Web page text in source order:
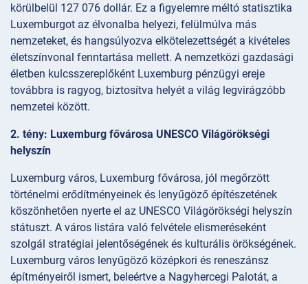
körülbelül 127 076 dollár. Ez a figyelemre méltó statisztika
Luxemburgot az élvonalba helyezi, felülmúlva más
nemzeteket, és hangsúlyozva elkötelezettségét a kivételes
életszínvonal fenntartása mellett. A nemzetközi gazdasági
életben kulcsszereplőként Luxemburg pénzügyi ereje
továbbra is ragyog, biztosítva helyét a világ legvirágzóbb
nemzetei között.
2. tény: Luxemburg fővárosa UNESCO Világörökségi
helyszín
Luxemburg város, Luxemburg fővárosa, jól megőrzött
történelmi erődítményeinek és lenyűgöző építészetének
köszönhetően nyerte el az UNESCO Világörökségi helyszín
státuszt. A város listára való felvétele elismeréseként
szolgál stratégiai jelentőségének és kulturális örökségének.
Luxemburg város lenyűgöző középkori és reneszánsz
építményeiről ismert, beleértve a Nagyhercegi Palotát, a